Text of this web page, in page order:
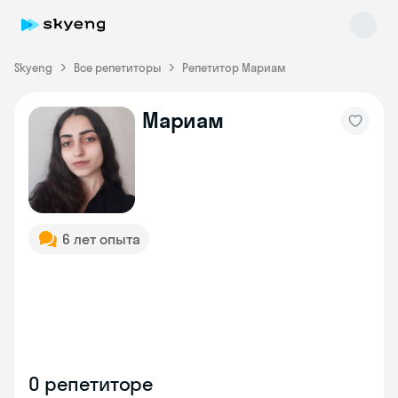
Skyeng Все репетиторы Репетитор Мариам
Мариам
6 лет опыта
О репетиторе
Skyeng Chat
online